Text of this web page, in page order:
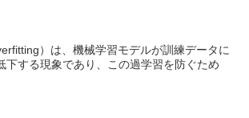
）は、機械学習モデルが訓練データに
する現象であり、この過学習を防ぐため